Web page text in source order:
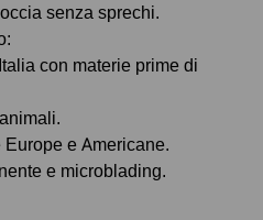
senza sprechi.
con materie prime di
e Americane.
e microblading.